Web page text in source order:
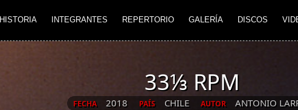
HISTORIA INTEGRANTES REPERTORIO GALERÍA DISCOS
33⅓ RPM
FECHA 2018 PAÍS CHILE AUTOR ANTONIO